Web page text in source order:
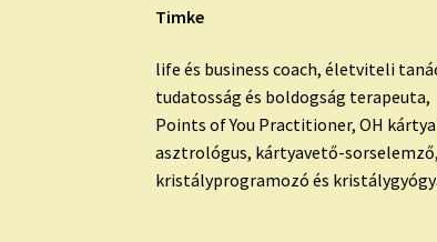
Timke
life és business coach, életviteli
tudatosság és boldogság terapeuta,
Points of You Practitioner, OH
asztrológus, kártyavető-
kristályprogramozó és